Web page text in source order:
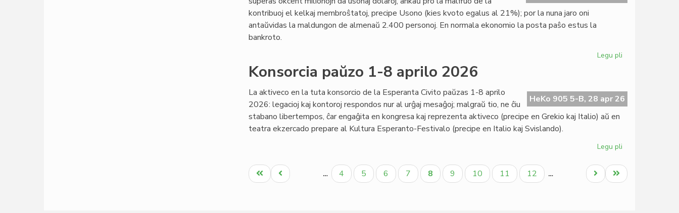
la
kontribuoj el kelkaj membroŝtatoj, precipe Usono (kies kvoto egalus al 21%); por la nuna jaro oni
antaŭvidas la maldungon de almenaŭ 2.400 personoj. En normala ekonomio la posta paŝo estus la
bankroto.
Legu pli
al
bankroto
Konsorcia paŭzo 1-8 aprilo 2026
HeKo 905 5-B, 28 apr 26
La aktiveco en la tuta konsorcio de la Esperanta Civito paŭzas 1-8 aprilo
2026: legacioj kaj kontoroj respondos nur al urĝaj mesaĝoj; malgraŭ tio, ne ĉiu
stabano libertempos, ĉar engaĝita en kongresa kaj reprezenta aktiveco (precipe en Grekio kaj Italio) aŭ en
teatra ekzercado prepare al Kultura Esperanto-Festivalo (precipe en Italio kaj Svislando).
Legu pli
paŭzo
1-
Pagination
Unua
paĝo
Antaŭa
paĝo
… Paĝo
4 Paĝo
5 Paĝo
6 Paĝo
7
Aktuala
paĝo
8 Paĝo
9 Paĝo
10 Paĝo
11 Paĝo
12 …
Last
page
Next
page